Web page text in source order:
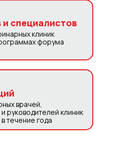
врачей,
руководителей клиник
течение года
клиник
форума
и специалистов